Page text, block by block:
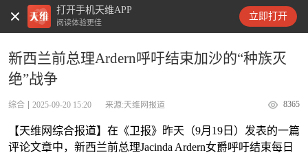
打开手机天维APP
阅读体验更佳
立即打开
天维新闻
新西兰前总理Ardern呼吁结束加沙的“种族灭
绝”战争
综合 2025-09-20 15:20 来源:天维网报道 8365
【天维网综合报道】在《卫报》昨天（9月19日）发表的一篇
评论文章中，新西兰前总理Jacinda Ardern女爵呼吁结束每日